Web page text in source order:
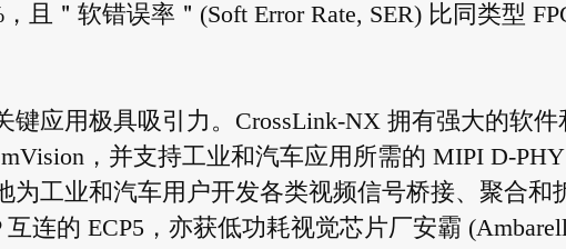
且＂软错误率＂(Soft Error Rate, SER) 比同类型
应用极具吸引力。CrossLink-NX 拥有强大的软件
，并支持工业和汽车应用所需的 MIPI D-
为工业和汽车用户开发各类视频信号桥接、聚合和
连的 ECP5，亦获低功耗视觉芯片厂安霸